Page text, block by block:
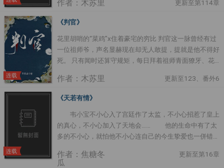
静大得石桥都抖了抖。 殷无书：「……」 －－－－－－－
－－－－ 银眸：放心看，HE....
聂仁衍：……媳妇儿你要翻天啊！ 叶昭面无表情拔出匕首
聂仁衍：我去跪键盘= = 事件二 某日，欲求不满的聂仁衍
钛合金狗眼的匕首剁在距离某重点部位1釐米处【喂！骗
字数不道德！】 聂仁衍：……卧槽，你之前明明同意的！
叶昭：你碗刷了吗？！ 聂仁衍：没。 叶昭：磙去刷完了
后，欲求不满的聂仁衍同志终于斗胆炸毛 聂仁衍：叶昭
你他娘的究竟把劳资当神马？！ 叶昭一摊手：储备粮
作者：木苏里 更新至第114章
连载
《判官》
花里胡哨的“菜鸡”x住着豪宅的穷比 判官这一脉曾经有过
一位祖师爷，声名显赫现在却无人敢提，提就是他不得好
死。 只有闻时还算守规矩，每日拜着祖师青面獠牙、花
在画像前问：这谁画的？ 闻时：我。 …… 别问，问就是
感动。 更新真的不定时，什么时候写完什么时候更，千
怪 搜索关键字：主角：闻时，尘不到（谢问） ┃配角：
┃其它： 一句话简介：做个人叭....
作者：木苏里 更新至123、番外6
连载
《天若有情》
韦小宝不小心入了宫廷作了太监，不小心招惹了皇上
的真心，不小心加入了天地会…… 他的生命中有了太
多的不小心，就怕他不小心连自己的今生挚爱也一併错
情天亦老。....
作者：焦糖冬
瓜
更新至第16章